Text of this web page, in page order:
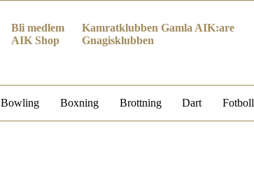
Bli medlem
AIK Shop
Kamratklubben Gamla AIK:are
Gnagisklubben
Bowling Boxning Brottning Dart Fotboll